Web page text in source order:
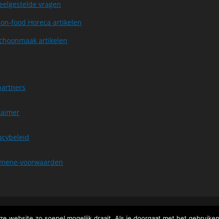
vragen
food Horeca artikelen
artikelen
voorwaarden